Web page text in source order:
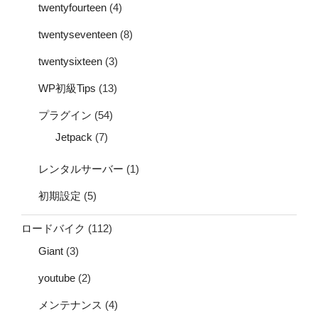
twentyfourteen (4)
twentyseventeen (8)
twentysixteen (3)
WP初級Tips (13)
プラグイン (54)
Jetpack (7)
レンタルサーバー (1)
初期設定 (5)
ロードバイク (112)
Giant (3)
youtube (2)
メンテナンス (4)